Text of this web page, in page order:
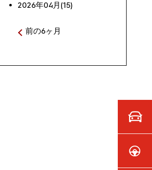
2026年04月(15)
前の6ヶ月